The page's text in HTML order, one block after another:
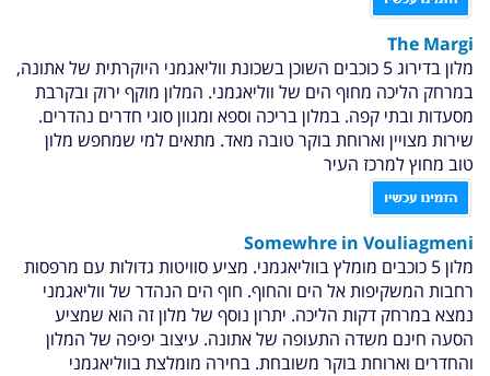
The Margi
מלון בדירוג 5 כוכבים השוכן בשכונת ווליאגמני היוקרתית של אתונה,
במרחק הליכה מחוף הים של ווליאגמני. המלון מוקף ירוק ובקרבת
מסעדות ובתי קפה. במלון בריכה וספא ומגוון סוגי חדרים נהדרים.
שירות מצויין וארוחת בוקר טובה מאד. מתאים למי שמחפש מלון
טוב מחוץ למרכז העיר
Somewhre in Vouliagmeni
מלון 5 כוכבים מומלץ בווליאגמני. מציע סוויטות גדולות עם מרפסות
רחבות המשקיפות אל הים והחוף. חוף הים הנהדר של ווליאגמני
נמצא במרחק דקות הליכה. יתרון נוסף של מלון זה הוא שמציע
הסעה חינם משדה התעופה של אתונה. עיצוב יפיפה של המלון
והחדרים וארוחת בוקר משובחת. בחירה מומלצת בווליאגמני